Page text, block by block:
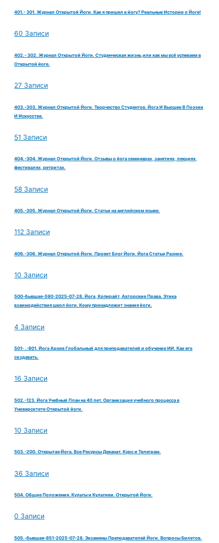
401.- 301. Журнал Открытой Йоги. Как я пришел в йогу? Реальные Истории о Йоге!
60 Записи
402.- 302. Журнал Открытой Йоги. Студенческая жизнь,или как мы всё успеваем в
Открытой йоге.
27 Записи
403.-303. Журнал Открытой Йоги. Творчество Студентов. Йога И Высшее В Поэзии
И Искусстве.
51 Записи
404.-304. Журнал Открытой Йоги. Отзывы о йога семинарах, занятиях, лекциях,
фестивалях, ретритах.
58 Записи
405.-305. Журнал Открытой Йоги. Статьи на английском языке.
112 Записи
406.-306. Журнал Открытой Йоги. Проект Блог Йоги. Йога Статьи Разное.
10 Записи
500-бывшая-590-2025-07-28. Йога, Копирайт, Авторские Права. Этика
взаимодействия школ йоги. Кому принадлежит знания йоги.
4 Записи
501- .-801. Йога Архив Глобальный для преподавателей и обучение ИИ. Как его
создавать.
16 Записи
502.-123. Йога Учебный План на 40 лет. Организация учебного процесса в
Университете Открытой йоги.
10 Записи
503.-200. Открытая Йога. Все Ресурсы Деканат. Курс и Телеграм.
36 Записи
504. Общие Положения. Культы и Культики. Открытой Йоги.
0 Записи
505.-бывшая-851-2025-07-28. Экзамены Преподавателей Йоги. Вопросы Билетов.